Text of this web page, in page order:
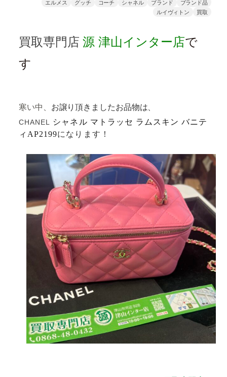
エルメス グッチ コーチ シャネル ブランド
ブランド品
ルイヴィトン
買取
買取専門店 源津山インター店で
す
寒い中、 お譲り頂きましたお品物は、
CHANEL シャネル マトラッセ ラムスキン バニテ
ィ AP2199になります！